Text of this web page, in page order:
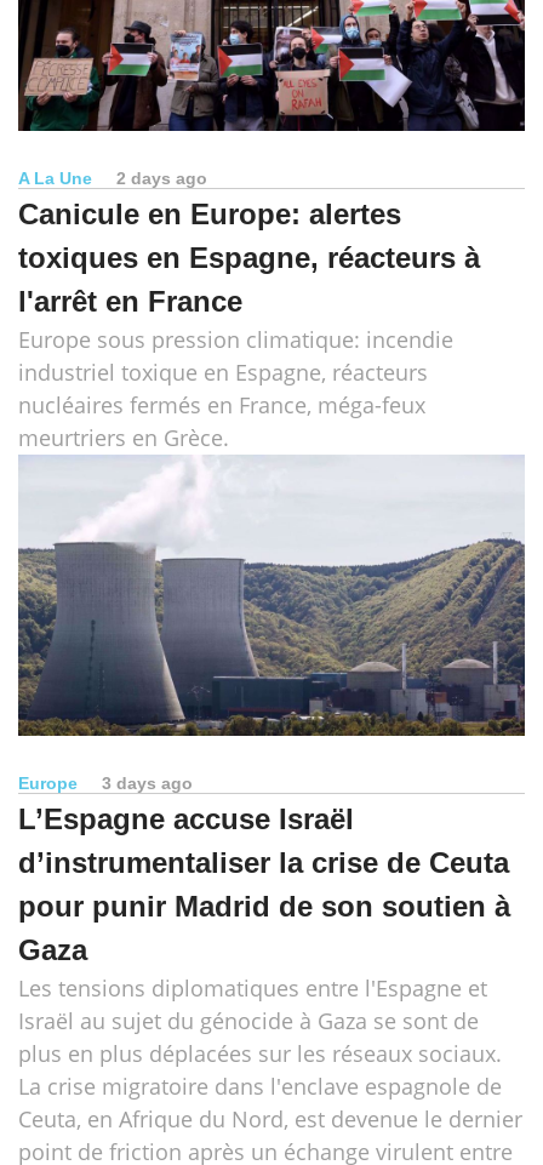
A La Une 2 days ago
Canicule en Europe: alertes
toxiques en Espagne, réacteurs à
l'arrêt en France
Europe sous pression climatique: incendie
industriel toxique en Espagne, réacteurs
nucléaires fermés en France, méga-feux
meurtriers en Grèce.
Europe 3 days ago
L’Espagne accuse Israël
d’instrumentaliser la crise de Ceuta
pour punir Madrid de son soutien à
Gaza
Les tensions diplomatiques entre l'Espagne et
Israël au sujet du génocide à Gaza se sont de
plus en plus déplacées sur les réseaux sociaux.
La crise migratoire dans l'enclave espagnole de
Ceuta, en Afrique du Nord, est devenue le dernier
point de friction après un échange virulent entre